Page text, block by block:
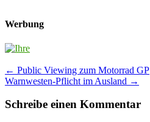
Werbung
Post
navigation
← Public Viewing zum Motorrad GP
Warnwesten-Pflicht im Ausland →
Schreibe einen Kommentar